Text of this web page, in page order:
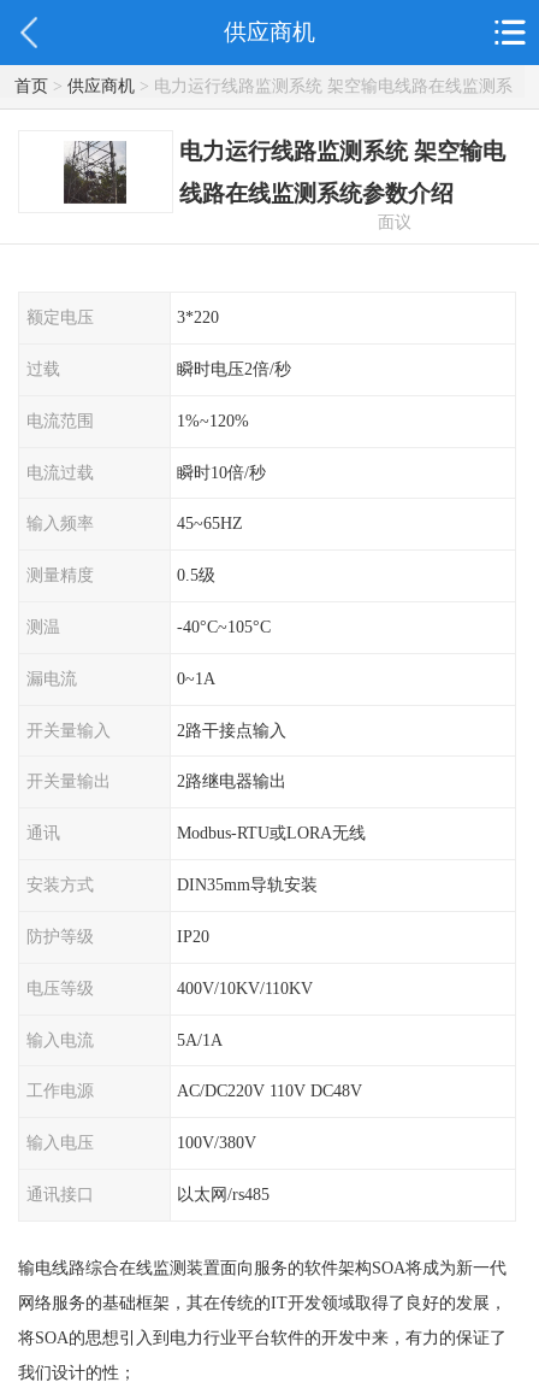
供应商机
首页> 供应商机> 电力运行线路监测系统 架空输电线路在线监测系
统参数介绍
电力运行线路监测系统 架空输电
线路在线监测系统参数介绍
面议
额定电压 3*220
过载 瞬时电压2倍/秒
电流范围 1%~120%
电流过载 瞬时10倍/秒
输入频率 45~65HZ
测量精度 0.5级
测温 -40°C~105°C
漏电流 0~1A
开关量输入 2路干接点输入
开关量输出 2路继电器输出
通讯 Modbus-RTU或LORA无线
安装方式 DIN35mm导轨安装
防护等级 IP20
电压等级 400V/10KV/110KV
输入电流 5A/1A
工作电源 AC/DC220V 110V DC48V
输入电压 100V/380V
通讯接口 以太网/rs485
输电线路综合在线监测装置面向服务的软件架构SOA将成为新一代
网络服务的基础框架，其在传统的IT开发领域取得了良好的发展，
将SOA的思想引入到电力行业平台软件的开发中来，有力的保证了
我们设计的性；